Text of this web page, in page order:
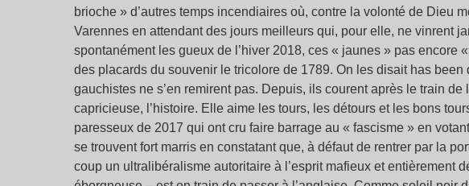
brioche » d’autres temps incendiaires où, contre la volonté de Dieu
Varennes en attendant des jours meilleurs qui, pour elle, ne vinrent
spontanément les gueux de l’hiver 2018, ces « jaunes » pas encore
des placards du souvenir le tricolore de 1789. On les disait has
gauchistes ne s’en remirent pas. Depuis, ils courent après le train de
capricieuse, l’histoire. Elle aime les tours, les détours et les bons
paresseux de 2017 qui ont cru faire barrage au « fascisme » en
se trouvent fort marris en constatant que, à défaut de rentrer par la
coup un ultralibéralisme autoritaire à l’esprit mafieux et entièrement